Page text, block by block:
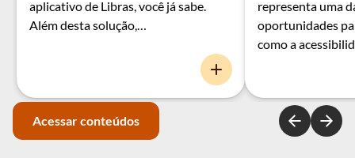
aplicativo de Libras, você já sabe.
Além desta solução,…
representa uma
oportunidades
como a
Acessar conteúdos